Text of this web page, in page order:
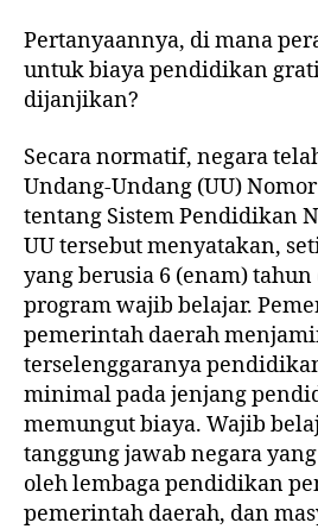
Pertanyaannya, di mana
untuk biaya pendidikan
dijanjikan?
Secara normatif, negara
Undang-Undang (UU)
tentang Sistem Pendidikan
UU tersebut menyatakan,
yang berusia 6 (enam)
program wajib belajar.
pemerintah daerah
terselenggaranya
minimal pada jenjang
memungut biaya. Wajib
tanggung jawab negara
oleh lembaga pendidikan
pemerintah daerah, dan